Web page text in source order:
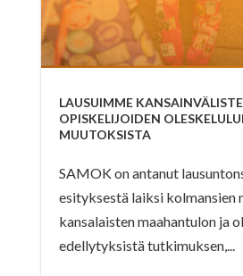
LAUSUIMME
OPISKELIJOIDEN
MUUTOKSISTA
SAMOK on antanut
esityksestä laiksi kolmansien
kansalaisten maahantulon ja
edellytyksistä tutkimuksen,...